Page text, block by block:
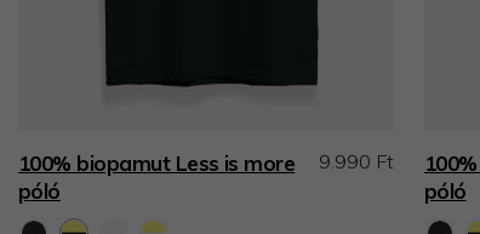
100% biopamut Less is more
póló
9.990 Ft
póló